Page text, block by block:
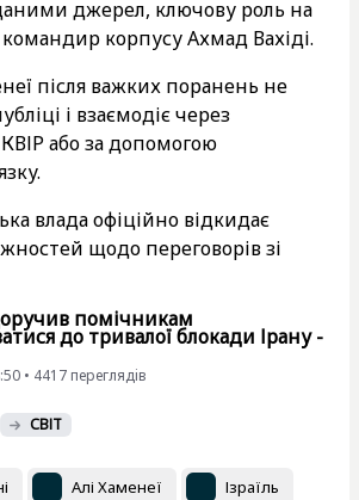
джерел, ключову роль на
командир корпусу Ахмад Вахіді.
після важких поранень не
і взаємодіє через
або за допомогою
влада офіційно відкидає
щодо переговорів зі
помічникам
до тривалої блокади Ірану -
• 4417 переглядiв
СВІТ
Алі Хаменеї Ізраїль